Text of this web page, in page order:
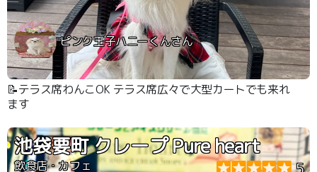
ピンク王子ハニーくんさん
📝テラス席わんこOK テラス席広々で大型カートでも来れ
ます
池袋要町 クレープ Pure heart
飲食店・カフェ